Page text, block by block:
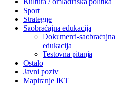
Sport
Strategije
Saobraćajna edukacija
Dokumenti-saobraćajna
edukacija
Testovna pitanja
Ostalo
Javni pozivi
Mapiranje IKT